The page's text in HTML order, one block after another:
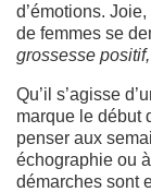
d’émotions.
de femmes se
grossesse
Qu’il s’agisse
marque le début
penser aux
échographie ou
démarches sont